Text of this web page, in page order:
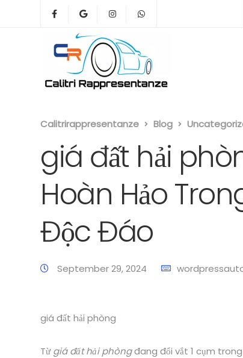
Calitrirappresentanze Blog
giá đất hải
Hoàn Hảo
Độc Đáo
September 29, 2024
giá đất hải phòng
Từgiá đất hải phòngđang đổi vắt 1 cụm